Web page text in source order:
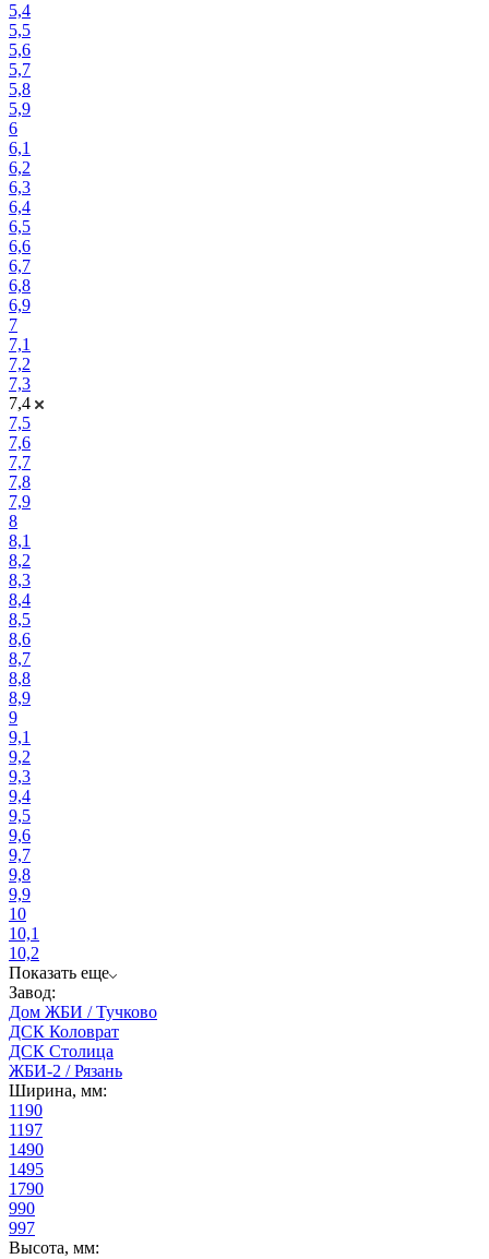
5,4
5,5
5,6
5,7
5,8
5,9
6
6,1
6,2
6,3
6,4
6,5
6,6
6,7
6,8
6,9
7
7,1
7,2
7,3
7,4
7,5
7,6
7,7
7,8
7,9
8
8,1
8,2
8,3
8,4
8,5
8,6
8,7
8,8
8,9
9
9,1
9,2
9,3
9,4
9,5
9,6
9,7
9,8
9,9
10
10,1
10,2
Показать еще
Завод:
Дом ЖБИ / Тучково
ДСК Коловрат
ДСК Столица
ЖБИ-2 / Рязань
Ширина, мм:
1190
1197
1490
1495
1790
990
997
Высота, мм: